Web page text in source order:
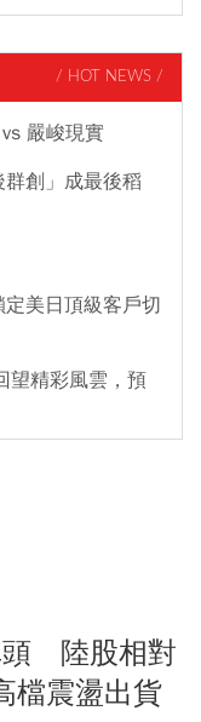
/ HOT NEWS /
嚴峻現實
創」成最後稻
美日頂級客戶切
望精彩風雲，預
頭 陸股相對
檔震盪出貨